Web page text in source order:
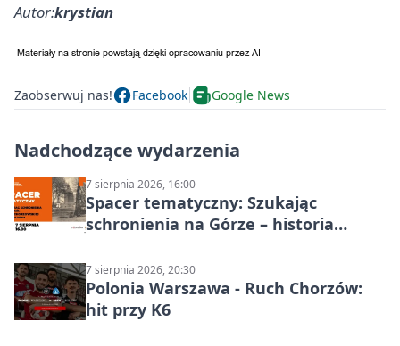
Autor:krystian
Zaobserwuj nas! Facebook Google News
Nadchodzące wydarzenia
7 sierpnia 2026, 16:00
Spacer tematyczny: Szukając
schronienia na Górze – historia
7 sierpnia 2026, 20:30
Polonia Warszawa - Ruch Chorzów:
hit przy K6